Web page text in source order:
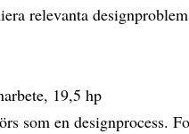
relevanta
19,5 hp
som en designprocess.